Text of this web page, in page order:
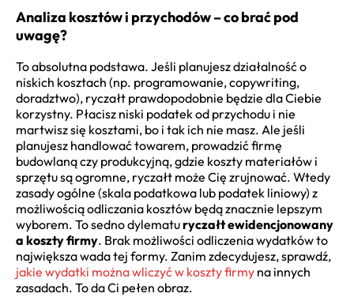
Analiza kosztów i przychodów – co brać pod
uwagę?
To absolutna podstawa. Jeśli planujesz działalność o
niskich kosztach (np. programowanie, copywriting,
doradztwo), ryczałt prawdopodobnie będzie dla Ciebie
korzystny. Płacisz niski podatek od przychodu i nie
martwisz się kosztami, bo i tak ich nie masz. Ale jeśli
planujesz handlować towarem, prowadzić firmę
budowlaną czy produkcyjną, gdzie koszty materiałów i
sprzętu są ogromne, ryczałt może Cię zrujnować. Wtedy
zasady ogólne (skala podatkowa lub podatek liniowy) z
możliwością odliczania kosztów będą znacznie lepszym
wyborem. To sedno dylematuryczałt ewidencjonowany
a koszty firmy. Brak możliwości odliczenia wydatków to
największa wada tej formy. Zanim zdecydujesz, sprawdź,
jakie wydatki można wliczyć w koszty firmy na innych
zasadach. To da Ci pełen obraz.